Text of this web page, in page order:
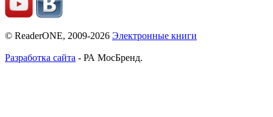
© ReaderONE, 2009-2026 Электронные книги
Разработка сайта - РА МосБренд.